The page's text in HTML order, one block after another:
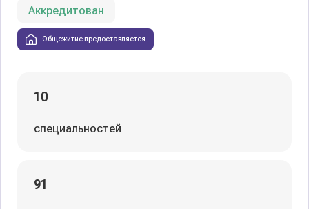
Аккредитован
Общежитие предоставляется
10
специальностей
91